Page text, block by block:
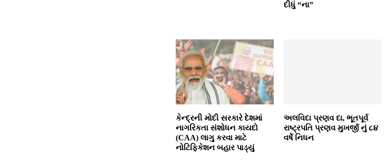
દીધું “ના”
કેન્દ્રની મોદી સરકારે દેશમાં
નાગરિકતા સંશોધન કાયદો
(CAA) લાગુ કરવા માટે
નોટિફિકેશન બહાર પાડ્યું
અલવિદા પ્રણવ દા, ભૂતપૂર્વ
રાષ્ટ્રપતિ પ્રણવ મુખર્જી નું ૮૪
વર્ષે નિધન